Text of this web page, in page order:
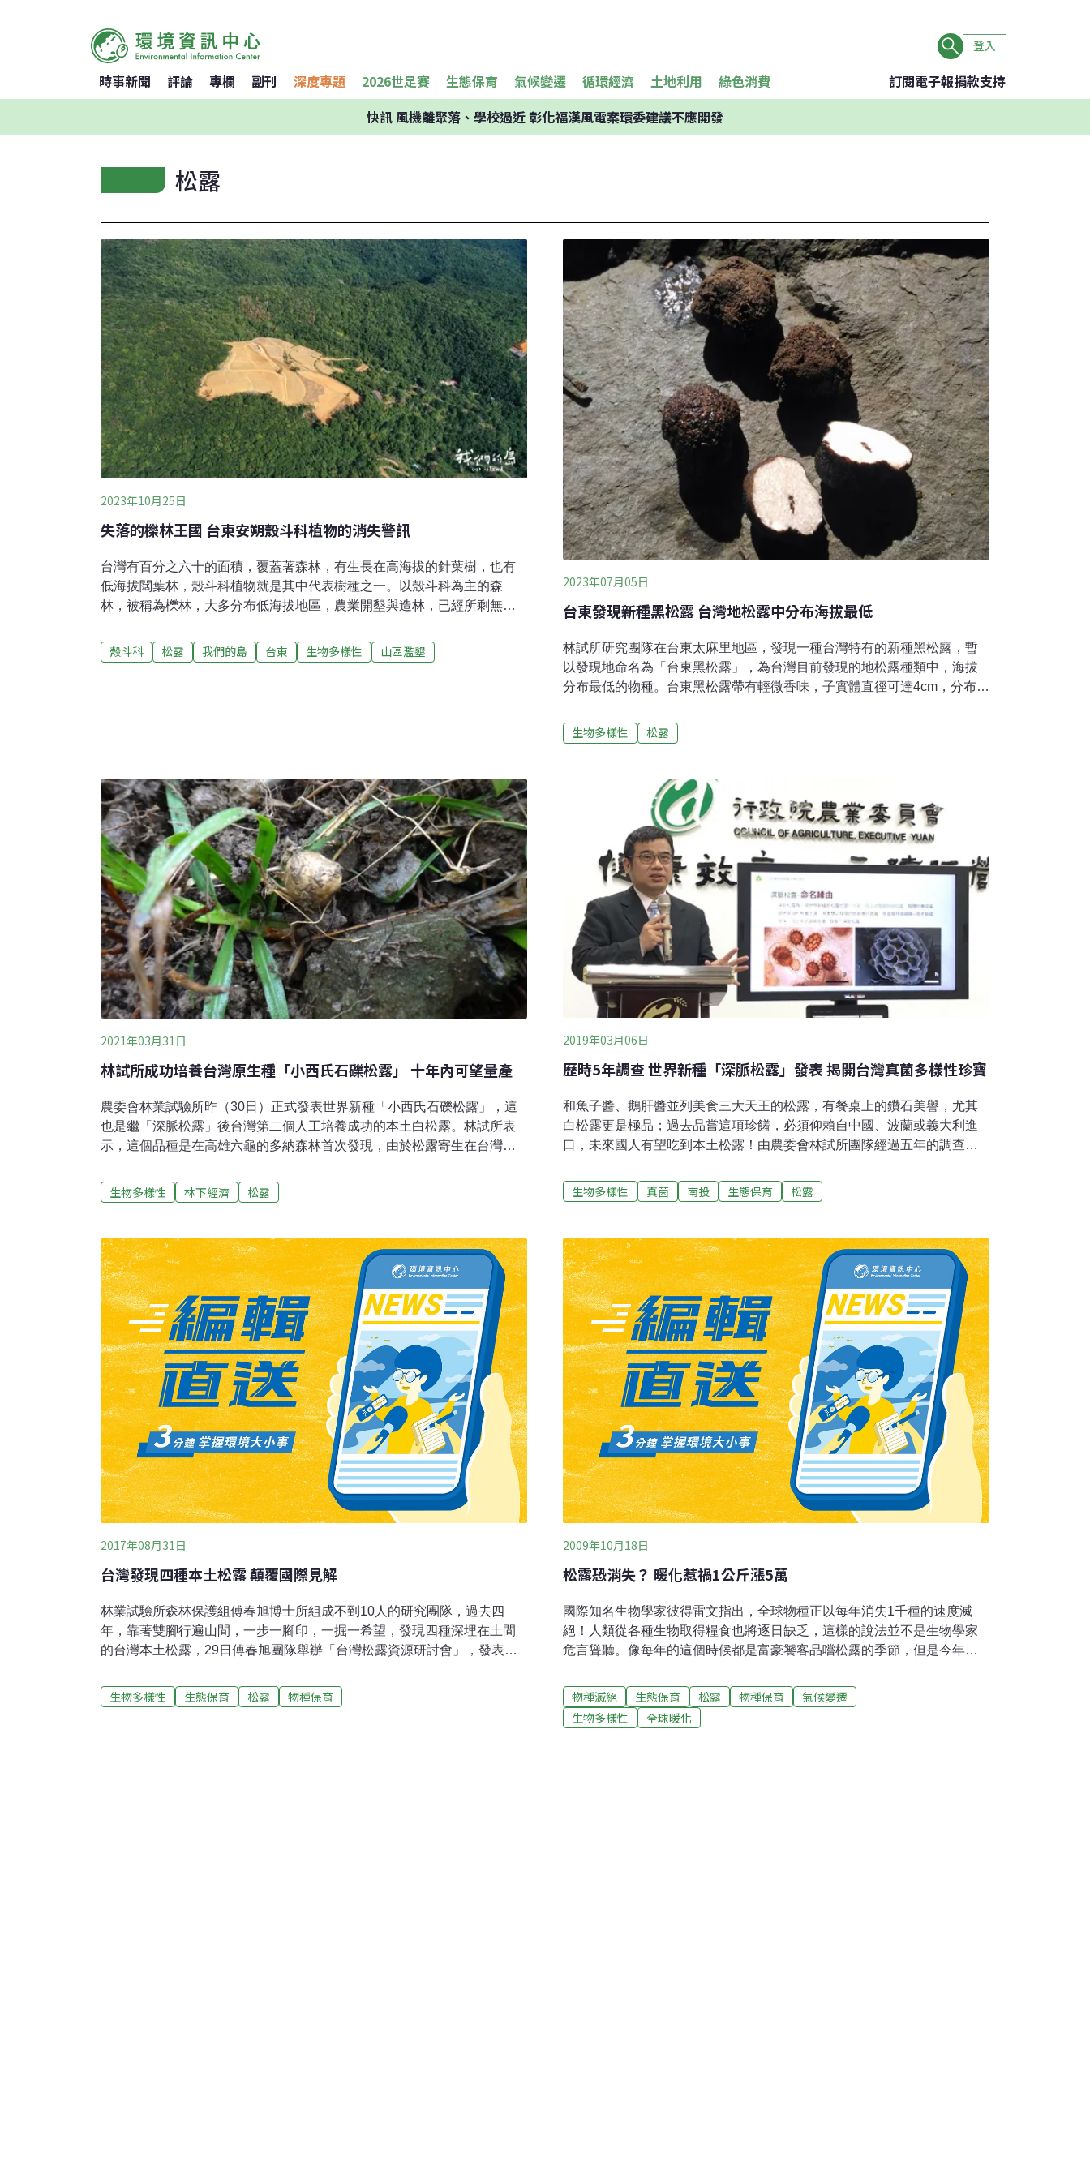
登入
時事新聞 評論 專欄 副刊 深度專題 2026世足賽 生態保育 氣候變遷 循環經濟 土地利用 綠色消費 訂閱電子報捐款支持
快訊風機離聚落、學校過近 彰化福漢風電案環委建議不應開發
松露
2023年10月25日
失落的櫟林王國 台東安朔殼斗科植物的消失警訊
台灣有百分之六十的面積，覆蓋著森林，有生長在高海拔的針葉樹，也有
低海拔闊葉林，殼斗科植物就是其中代表樹種之一。以殼斗科為主的森
林，被稱為櫟林，大多分布低海拔地區，農業開墾與造林，已經所剩無
成原始林樣貌，然而這片最後的櫟林，也面臨消失的危機……灑下小米酒
禮敬山神，一群植物愛好者與研究人員，準備進入位於台東東南區達仁鄉
物飽餐一頓的大好時機。像是台灣黑熊，就非常喜歡吃青剛櫟的果實。依
賴殼斗科生活的不僅是動物，也有植物會
殼斗科 松露 我們的島 台東 生物多樣性 山區濫墾
2023年07月05日
台東發現新種黑松露 台灣地松露中分布海拔最低
林試所研究團隊在台東太麻里地區，發現一種台灣特有的新種黑松露，暫
以發現地命名為「台東黑松露」，為台灣目前發現的地松露種類中，海拔
分布最低的物種。台東黑松露帶有輕微香味，子實體直徑可達4cm，分布海
露 林試所近年來組成松露研究團隊，於全台適合的林相採挖松露。過去採
集地點多集中在台灣西部，如八通關古道、郡大林道、大雪山林道等地
作，並在一處印度栲根圈土壤首次發現台東黑松露，團隊陸續在同年11月
下旬及隔年1月下旬採集到7顆台灣黑松露。林試所森林保護組助理研究員
林介龍指出，研究團隊採集松露過程就像大海撈針，松露需與「松科」或
「殼斗科」根系形成共生，在挑選林相時會從這兩科寄主植物分佈較多的
地區下手。研究團隊近年來已陸續發現五種真松露新種，包含台灣腔塊
菌、深脈松露、雲
生物多樣性 松露
2021年03月31日
林試所成功培養台灣原生種「小西氏石礫松露」 十年內可望量產
農委會林業試驗所昨（30日）正式發表世界新種「小西氏石礫松露」，這
也是繼「深脈松露」後台灣第二個人工培養成功的本土白松露。林試所表
示，這個品種是在高雄六龜的多納森林首次發現，由於松露寄生在台灣原
所正積極推動技術轉移，目標在十年內量產。台灣發現第二種原生白松露
夢幻美味不再是異國特有松露是一種真菌，常寄生於松科或殼斗科植物的
鑽石」，也和鵝肝、魚子醬並列歐洲三大美味。台灣過去沒有生產松露，
只能仰賴歐洲或是中國進口，直到2019年農委會林試所發表第一種培養成
功的台灣新品種松露「深脈松露」，才開啟了台灣松露培養的新篇章。林
試所在2019年3月發表的「深脈松露」，是在南投溪頭發現的台灣本土白松
露，也是世界新種。當時研究團隊花了5年的時間才培養成功，目前也順利
將技術轉移給民間
生物多樣性 林下經濟 松露
2019年03月06日
歷時5年調查 世界新種「深脈松露」發表 揭開台灣真菌多樣性珍寶
和魚子醬、鵝肝醬並列美食三大天王的松露，有餐桌上的鑽石美譽，尤其
白松露更是極品；過去品嘗這項珍饈，必須仰賴自中國、波蘭或義大利進
口，未來國人有望吃到本土松露！由農委會林試所團隊經過五年的調查，
過培養技術研發和國內技術移轉，國產白松露可望面世。台灣也有白松露
由林試所副研究員傅春旭研究團隊發表的「深脈松露」，是在南投溪頭發
世界新種松露。一般俗稱的松露，指的是一種地下真菌，與林木根系發展
共生關係後所產生的特產品。當松露孢子依附到合適的寄主根系，形成菌
根，在適合的環境中形成營養共生的塊根狀子實體（菇體），就是餐桌上
的松露。學術界歸為塊菇屬（Tuber），屬於真菌界、子囊菌門／綱、盤菌
目、塊菇科。
生物多樣性 真菌 南投 生態保育 松露
2017年08月31日
台灣發現四種本土松露 顛覆國際見解
林業試驗所森林保護組傅春旭博士所組成不到10人的研究團隊，過去四
年，靠著雙腳行遍山間，一步一腳印，一掘一希望，發現四種深埋在土間
的台灣本土松露，29日傅春旭團隊舉辦「台灣松露資源研討會」，發表這
布的見解。傅春旭團隊研究團隊指出，綜觀過去學者的研究都發現，台灣
極有可能存有多樣的松露品種，因為台灣中海拔山區分布著廣闊的松科、
生物多樣性 生態保育 松露 物種保育
2009年10月18日
松露恐消失？ 暖化惹禍1公斤漲5萬
國際知名生物學家彼得雷文指出，全球物種正以每年消失1千種的速度滅
絕！人類從各種生物取得糧食也將逐日缺乏，這樣的說法並不是生物學家
危言聳聽。像每年的這個時候都是富豪饕客品嚐松露的季節，但是今年松
冷的氣候才能生長，而且無法人工栽種，而今年產量銳減，價格因此也飆
高，原本1公斤30至32萬的松露，今年漲到35萬，產地國甚至憂心松露有
消失的危機，國內的餐飲業者則是考慮明年不想賣了，因為成本實在太
物種滅絕 生態保育 松露 物種保育
氣候變遷
生物多樣性
全球暖化